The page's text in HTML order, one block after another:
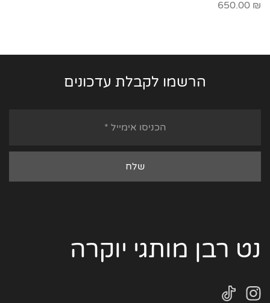
650.00 ₪
הרשמו לקבלת עדכונים
נט רבן מותגי יוקרה